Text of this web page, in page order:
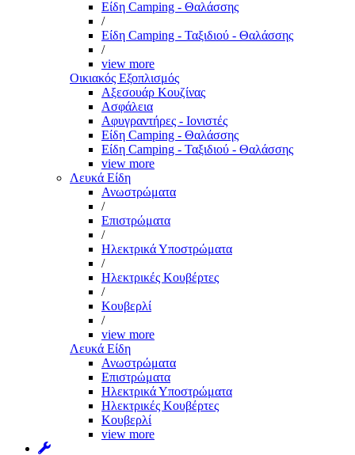
Είδη Camping - Θαλάσσης
/
Είδη Camping - Ταξιδιού - Θαλάσσης
/
view more
Οικιακός Εξοπλισμός
Αξεσουάρ Κουζίνας
Ασφάλεια
Αφυγραντήρες - Ιονιστές
Είδη Camping - Θαλάσσης
Είδη Camping - Ταξιδιού - Θαλάσσης
view more
Λευκά Είδη
Ανωστρώματα
/
Επιστρώματα
/
Ηλεκτρικά Υποστρώματα
/
Ηλεκτρικές Κουβέρτες
/
Κουβερλί
/
view more
Λευκά Είδη
Ανωστρώματα
Επιστρώματα
Ηλεκτρικά Υποστρώματα
Ηλεκτρικές Κουβέρτες
Κουβερλί
view more